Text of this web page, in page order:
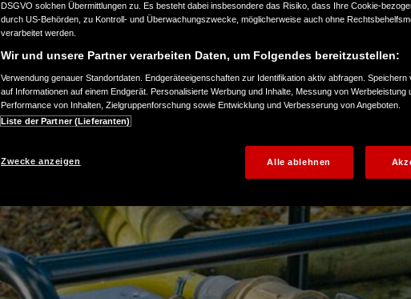
DSGVO solchen Übermittlungen zu. Es besteht dabei insbesondere das Risiko, dass Ihre Cookie-
durch US-Behörden, zu Kontroll- und Überwachungszwecke, möglicherweise auch ohne
verarbeitet werden.
Wir und unsere Partner verarbeiten Daten, um Folgendes bereitzustellen:
Verwendung genauer Standortdaten. Endgeräteeigenschaften zur Identifikation aktiv abfragen. Speichern
auf Informationen auf einem Endgerät. Personalisierte Werbung und Inhalte, Messung von Werbeleistung
Performance von Inhalten, Zielgruppenforschung sowie Entwicklung und Verbesserung von Angeboten.
Liste der Partner (Lieferanten)
Zwecke anzeigen Alle ablehnen